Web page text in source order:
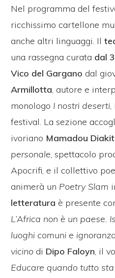
Nel programma del
ricchissimo cartellone
anche altri linguaggi. Il
una rassegna curata dal
Vico del Gargano dal
Armillotta, autore e
monologo I nostri deserti,
festival. La sezione
ivoriano Mamadou
personale, spettacolo
Apocrifi, e il collettivo
animerà un Poetry Slam
letteratura è presente
L’Africa non è un paese.
luoghi comuni e
vicinodi Dipo Faloyn, il
Educare quando tutto